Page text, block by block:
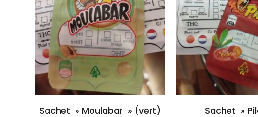
Sachet » Moulabar » (vert) Sachet »